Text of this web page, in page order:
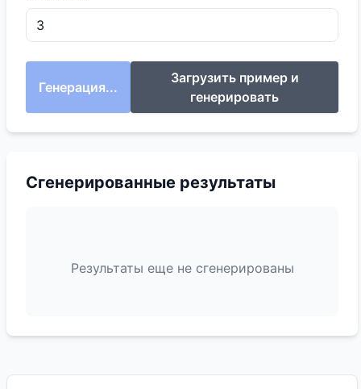
Генерация...
Загрузить пример и
генерировать
Сгенерированные результаты
Результаты еще не сгенерированы